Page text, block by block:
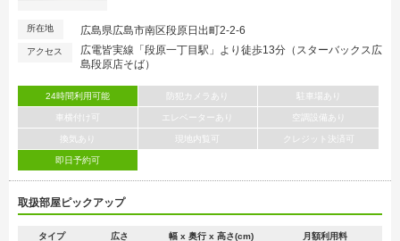
所在地 広島県広島市南区段原日出町2-2-6
アクセス
広電皆実線「段原一丁目駅」より徒歩13分（スターバックス広
島段原店そば）
24時間利用可能 防犯カメラあり 駐車場あり
車横付け可 エレベーターあり 空調設備あり
換気あり 現地内覧可 クレジット決済可
即日予約可
取扱部屋ピックアップ
タイプ 広さ 幅 x 奥行 x 高さ(cm) 月額利用料